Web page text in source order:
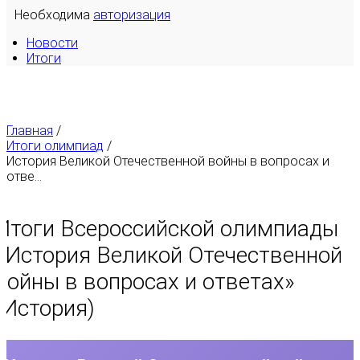
Необходима авторизация
Новости
Итоги
Главная /
Итоги олимпиад /
История Великой Отечественной войны в вопросах и
отве...
Всероссийской олимпиады
История Великой Отечественной
в вопросах и ответах»